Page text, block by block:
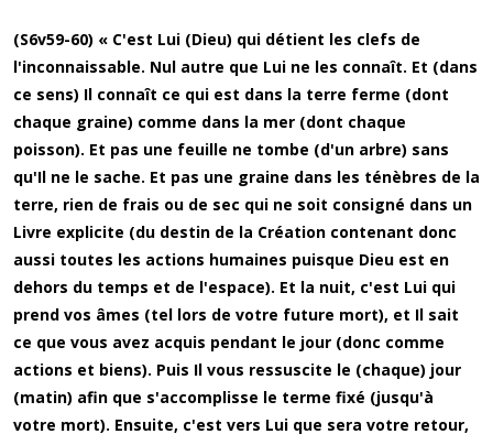
(S6v59-60) « C'est Lui (Dieu) qui détient les clefs de
l'inconnaissable. Nul autre que Lui ne les connaît. Et (dans
ce sens) Il connaît ce qui est dans la terre ferme (dont
chaque graine) comme dans la mer (dont chaque
poisson). Et pas une feuille ne tombe (d'un arbre) sans
qu'Il ne le sache. Et pas une graine dans les ténèbres de la
terre, rien de frais ou de sec qui ne soit consigné dans un
Livre explicite (du destin de la Création contenant donc
aussi toutes les actions humaines puisque Dieu est en
dehors du temps et de l'espace). Et la nuit, c'est Lui qui
prend vos âmes (tel lors de votre future mort), et Il sait
ce que vous avez acquis pendant le jour (donc comme
actions et biens). Puis Il vous ressuscite le (chaque) jour
(matin) afin que s'accomplisse le terme fixé (jusqu'à
votre mort). Ensuite, c'est vers Lui que sera votre retour,